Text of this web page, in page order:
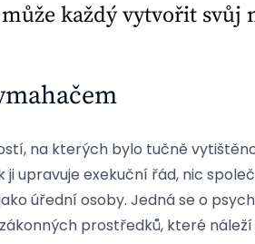
každý vytvořit svůj
na kterých bylo tučně vytištěno
upravuje exekuční řád, nic
úřední osoby. Jedná se o
prostředků, které